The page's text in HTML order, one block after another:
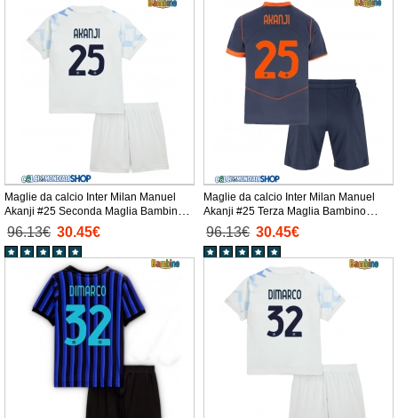
Maglie da calcio Inter Milan Manuel
Akanji #25 Seconda Maglia Bambino
2025-26 Manica Corta + Pantaloni
corti)
96.13€ 30.45€
Maglie da calcio Inter Milan Manuel
Akanji #25 Terza Maglia Bambino
2025-26 Manica Corta + Pantaloni
corti)
96.13€ 30.45€